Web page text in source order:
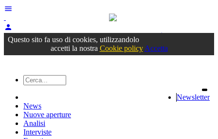
menu
person
Accedioppure registrati
Questo sito fa uso di cookies, utilizzandolo
accetti la nostra Cookie policy Accetta
Newsletter
News
Nuove aperture
Analisi
Interviste